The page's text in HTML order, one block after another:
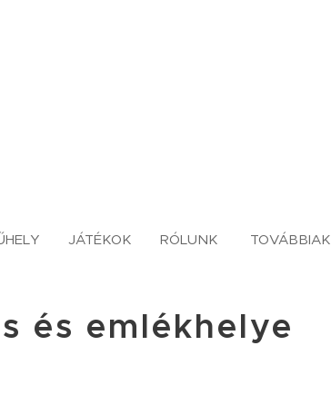
JÁTÉKOK RÓLUNK TOVÁBBIAK
és emlékhelye